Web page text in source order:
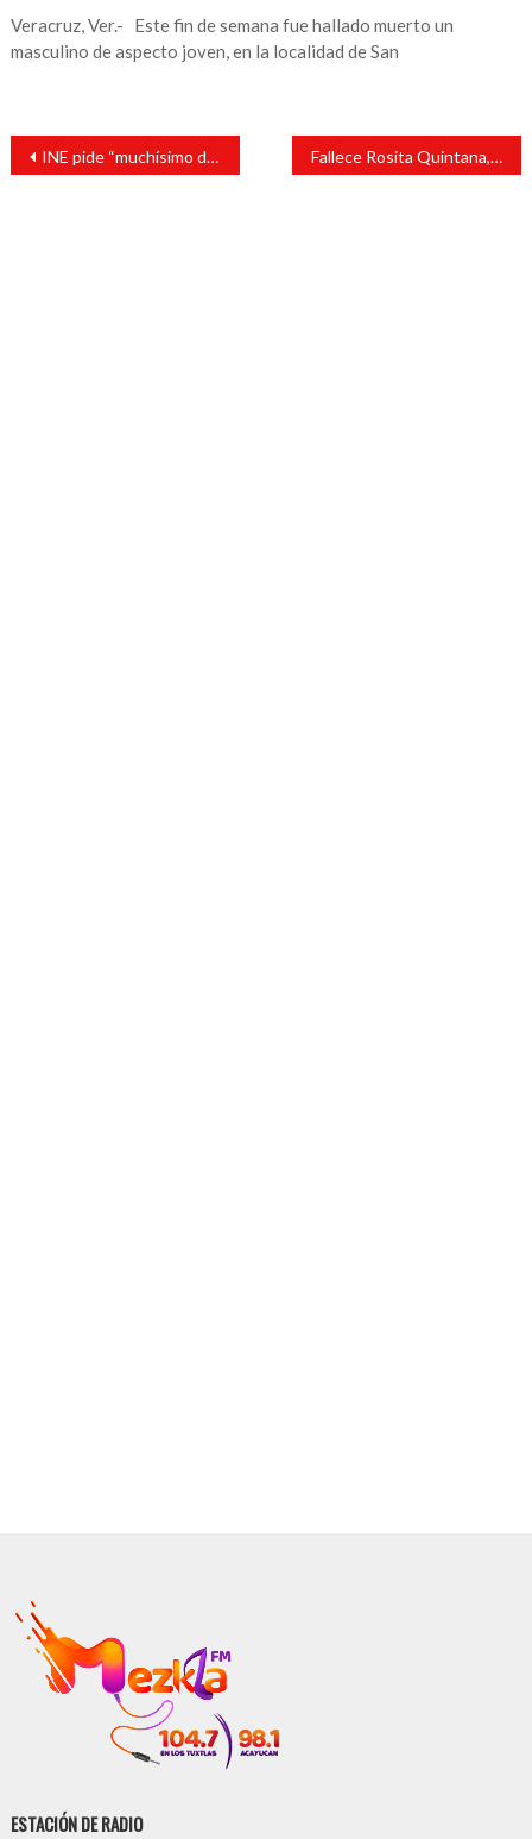
Veracruz, Ver.- Este fin de semana fue hallado muerto un
masculino de aspecto joven, en la localidad de San
Navegación
entradas
INE pide “muchísimo dinero” para que no se haga consulta de revocación de mandato: AMLO Fallece Rosita Quintana, actriz de la Época de Oro del cine mexicano
ESTACIÓN DE RADIO